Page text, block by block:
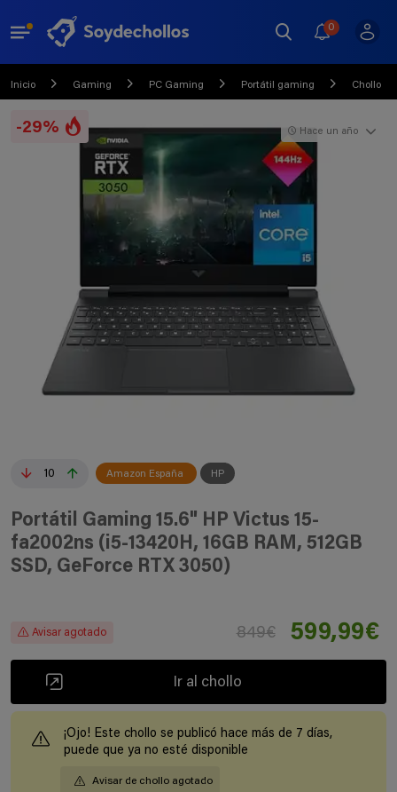
0
Inicio Gaming PC Gaming Portátil gaming Chollo
-29%
10 Amazon España HP
Hace un año
Portátil Gaming 15.6" HP Victus 15-
fa2002ns (i5-13420H, 16GB RAM, 512GB
SSD, GeForce RTX 3050)
Avisar agotado 849€ 599,99€
Ir al chollo
¡Ojo! Este chollo se publicó hace más de 7 días,
puede que ya no esté disponible
Avisar de chollo agotado